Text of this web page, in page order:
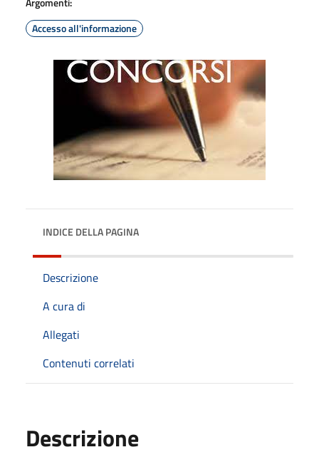
Accesso all'informazione
INDICE DELLA PAGINA
Descrizione
A cura di
Allegati
Contenuti correlati
Descrizione